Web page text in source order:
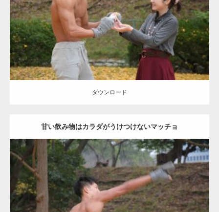
肩
ダウンロード
ダウンロード
甘い飲み物はカラダがうけつけないマッチョ
Update:2021.07.8
Category: 公園のマッチョ その他 AKIHITO(細マッチョ) 背中